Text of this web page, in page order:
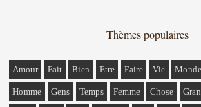
Thèmes populaires
Amour Fait Bien Etre Faire Vie Monde
Homme Gens Temps Femme Chose